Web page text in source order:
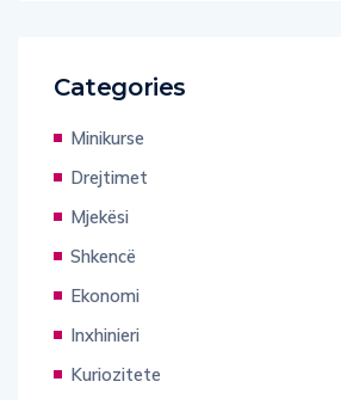
Categories
Minikurse
Drejtimet
Mjekësi
Shkencë
Ekonomi
Inxhinieri
Kuriozitete